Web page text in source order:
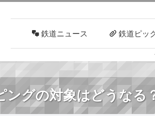
鉄道ニュース 鉄道ピッ
車両技術 路線
ングの対象はどうなる